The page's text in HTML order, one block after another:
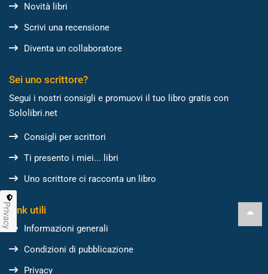
Novità libri
Scrivi una recensione
Diventa un collaboratore
Sei uno scrittore?
Segui i nostri consigli e promuovi il tuo libro gratis con
Sololibri.net
Consigli per scrittori
Ti presento i miei... libri
Uno scrittore ci racconta un libro
Link utili
Informazioni generali
Condizioni di pubblicazione
Privacy
Privacy